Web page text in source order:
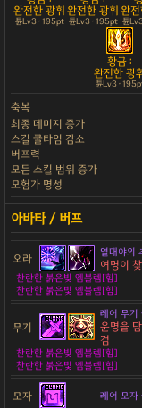
완전한 광휘
튠Lv3 · 195pt
완전한 광휘
튠Lv3 · 195pt
완
튠
황금 :
완전한 광
튠Lv3 ·
축복
최종 데미지 증가
스킬 쿨타임 감소
버프력
모든 스킬 범위 증가
모험가 명성
오라 열대야의
여명이
찬란한 붉은빛 엠블렘[힘]
찬란한 붉은빛 엠블렘[힘]
무기
레어 무기
운명을
검
찬란한 붉은빛 엠블렘[힘]
찬란한 붉은빛 엠블렘[힘]
모자 레어 모자